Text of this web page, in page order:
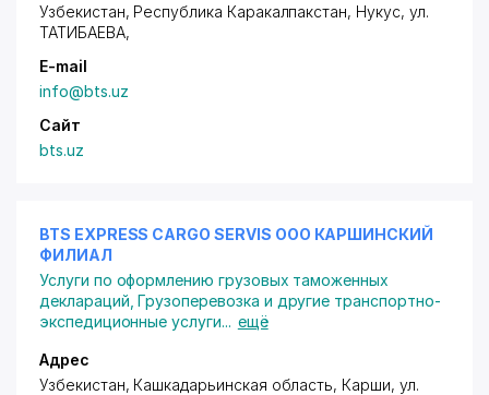
Узбекистан, Республика Каракалпакстан, Нукус, ул.
ТАТИБАЕВА,
E-mail
info@bts.uz
Сайт
bts.uz
BTS EXPRESS CARGO SERVIS ООО КАРШИНСКИЙ
ФИЛИАЛ
Услуги по оформлению грузовых таможенных
деклараций ,Грузоперевозка и другие транспортно-
экспедиционные услуги... ещё
Адрес
Узбекистан, Кашкадарьинская область, Карши, ул.